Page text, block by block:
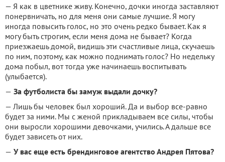
— Я как в цветнике живу. Конечно, дочки иногда заставляют
понервничать, но для меня они самые лучшие. Я могу
иногда повысить голос, но это очень редко бывает. Как я
могу быть строгим, если меня дома не бывает? Когда
приезжаешь домой, видишь эти счастливые лица, скучаешь
по ним, поэтому, как можно поднимать голос? Но недельку
дома побыл, вот тогда уже начинаешь воспитывать
(улыбается).
— За футболиста бы замуж выдали дочку?
— Лишь бы человек был хороший. Да и выбор все-равно
будет за ними. Мы с женой прикладываем все силы, чтобы
они выросли хорошими девочками, учились. А дальше все
будет зависеть от них.
— У вас еще есть брендинговое агентство Андрея Пятова?